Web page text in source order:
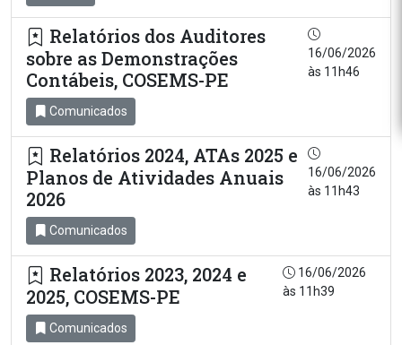
Relatórios dos Auditores
sobre as Demonstrações
Contábeis, COSEMS-PE
16/06/2026
às 11h46
Comunicados
Relatórios 2024, ATAs 2025 e
Planos de Atividades Anuais
2026
16/06/2026
às 11h43
Comunicados
Relatórios 2023, 2024 e
2025, COSEMS-PE
16/06/2026
às 11h39
Comunicados